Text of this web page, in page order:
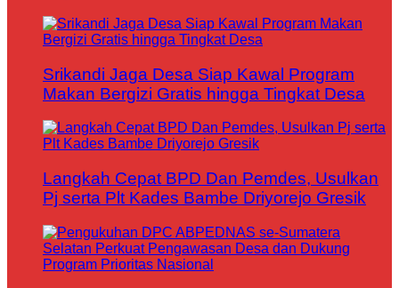
Srikandi Jaga Desa Siap Kawal Program
Makan Bergizi Gratis hingga Tingkat Desa
Langkah Cepat BPD Dan Pemdes, Usulkan
Pj serta Plt Kades Bambe Driyorejo Gresik